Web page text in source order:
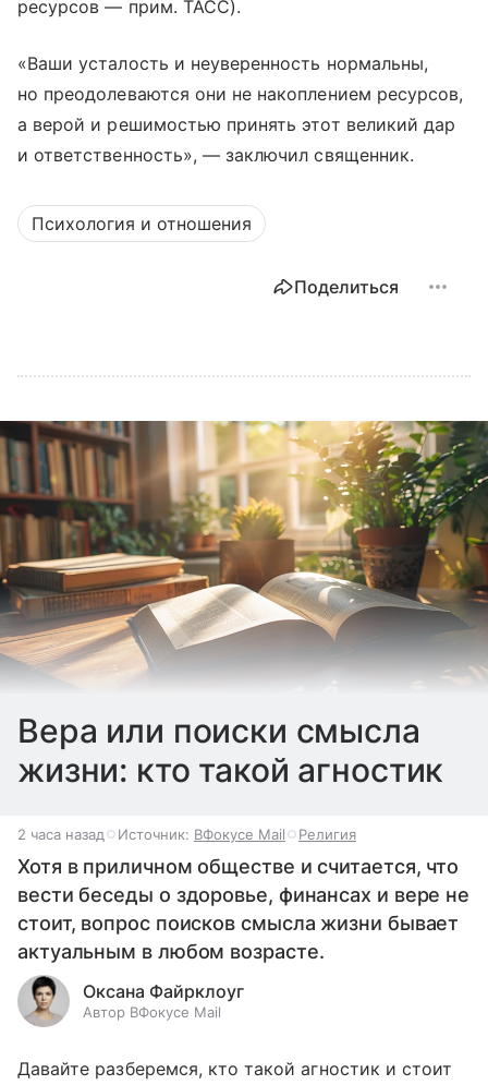
ресурсов — прим. ТАСС).
«Ваши усталость и неуверенность нормальны,
но преодолеваются они не накоплением ресурсов,
а верой и решимостью принять этот великий дар
и ответственность», — заключил священник.
Психология и отношения
Поделиться
Вера или поиски смысла
жизни: кто такой агностик
2 часа назад Источник: ВФокусе Mail Религия
Хотя в приличном обществе и считается, что
вести беседы о здоровье, финансах и вере не
стоит, вопрос поисков смысла жизни бывает
актуальным в любом возрасте.
Оксана Файрклоуг
Автор ВФокусе Mail
Давайте разберемся, кто такой агностик и стоит